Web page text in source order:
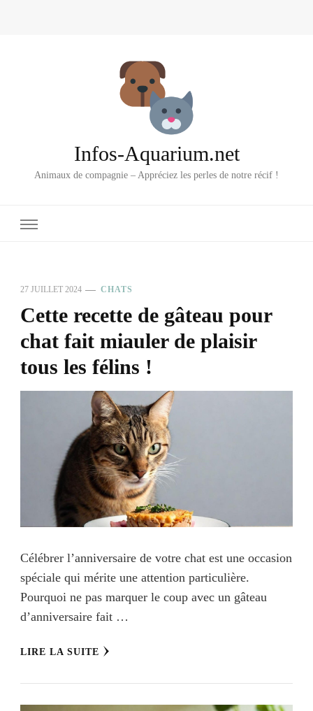
Infos-Aquarium.net
Animaux de compagnie – Appréciez les perles de notre récif !
27 JUILLET 2024 CHATS
Cette recette de gâteau pour
chat fait miauler de plaisir
tous les félins !
Célébrer l’anniversaire de votre chat est une occasion
spéciale qui mérite une attention particulière.
Pourquoi ne pas marquer le coup avec un gâteau
d’anniversaire fait …
LIRE LA SUITE